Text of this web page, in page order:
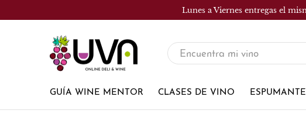
Lunes a Viernes entregas el
UVA
Tienda
de
vinos
GUÍA WINE MENTOR CLASES DE VINO